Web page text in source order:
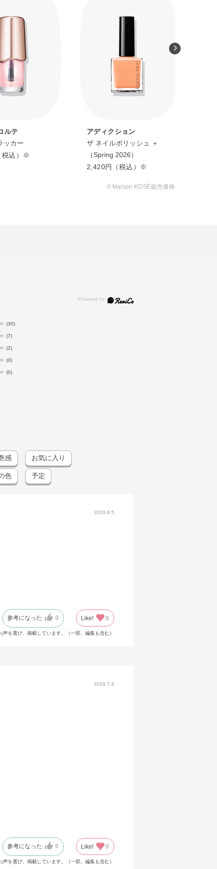
・カオリン・カンフル・キャンデリラロウエキス・サ
ドロキシベンゾイル安息香酸ヘキシル・ジフェニルシ
ドリシンNa・ジ安息香酸DPG・スクワラン・ステア
エチルヘキサノイン・トリエトキシカプリリルシラン・
・水・水酸化Al・グンジョウ・酸化チタン・酸化鉄・
ルテ
ッカー
税込）※
アディクション
ザ ネイルポリッシュ ＋
（Spring 2026）
2,420円（税込）※
※Maison KOSÉ販売価格
(30)
(7)
(2)
(0)
(0)
感 お気に入り
色 予定
2026.8.5
参考になった 0 Like! 0
を選び、掲載しています。（一部、編集も含む）
2026.7.8
参考になった 0 Like! 0
を選び、掲載しています。（一部、編集も含む）